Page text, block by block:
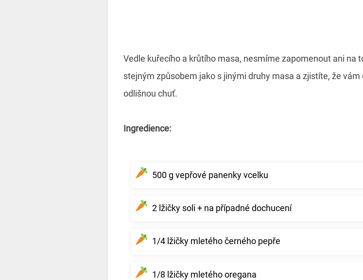
Vedle kuřecího a krůtího masa, nesmíme zapomenout ani na
stejným způsobem jako s jinými druhy masa a zjistíte, že
odlišnou chuť.
Ingredience:
500 g vepřové panenky vcelku
2 lžičky soli + na případné dochucení
1/4 lžičky mletého černého pepře
1/8 lžičky mletého oregana